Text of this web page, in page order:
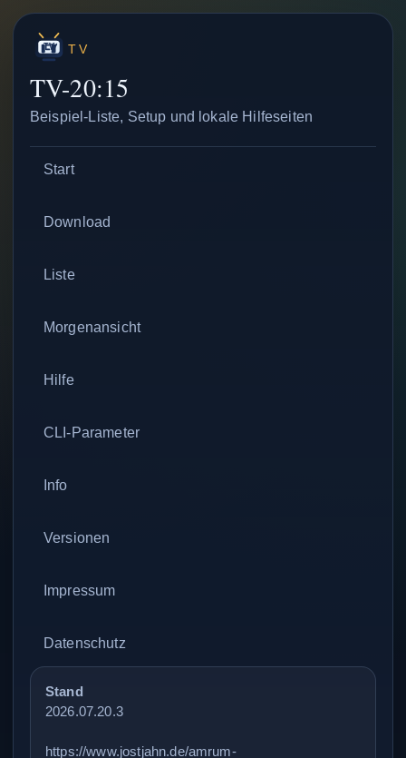
TV
TV-20:15
Beispiel-Liste, Setup und lokale Hilfeseiten
Start
Download
Liste
Morgenansicht
Hilfe
CLI-Parameter
Info
Versionen
Impressum
Datenschutz
Stand
2026.07.20.3
https://www.jostjahn.de/amrum-